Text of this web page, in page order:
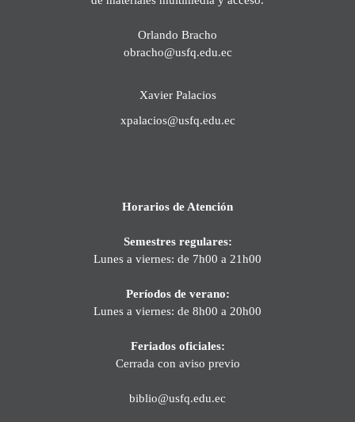
Orlando Bracho
obracho@usfq.edu.ec
Xavier Palacios
xpalacios@usfq.edu.ec
Horarios de Atención
Semestres regulares:
Lunes a viernes: de 7h00 a 21h00
Períodos de verano:
Lunes a viernes: de 8h00 a 20h00
Feriados oficiales:
Cerrada con aviso previo
biblio@usfq.edu.ec